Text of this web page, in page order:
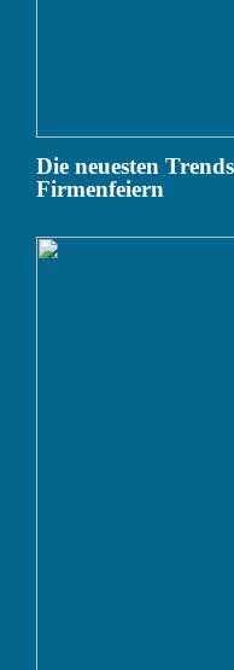
Die neuesten
Firmenfeiern